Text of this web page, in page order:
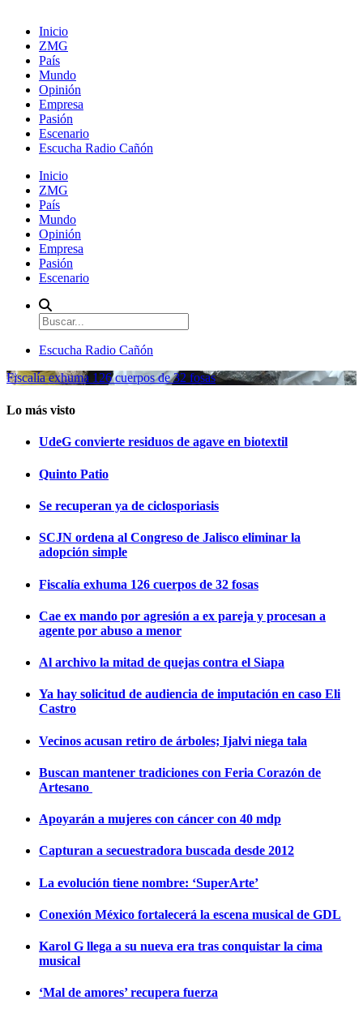
Inicio
ZMG
País
Mundo
Opinión
Empresa
Pasión
Escenario
Escucha Radio Cañón
Inicio
ZMG
País
Mundo
Opinión
Empresa
Pasión
Escenario
Escucha Radio Cañón
Fiscalía exhuma 126 cuerpos de 32 fosas
Lo más visto
UdeG convierte residuos de agave en biotextil
Quinto Patio
Se recuperan ya de ciclosporiasis
SCJN ordena al Congreso de Jalisco eliminar la
adopción simple
Fiscalía exhuma 126 cuerpos de 32 fosas
Cae ex mando por agresión a ex pareja y procesan a
agente por abuso a menor
Al archivo la mitad de quejas contra el Siapa
Ya hay solicitud de audiencia de imputación en caso Eli
Castro
Vecinos acusan retiro de árboles; Ijalvi niega tala
Buscan mantener tradiciones con Feria Corazón de
Artesano
Apoyarán a mujeres con cáncer con 40 mdp
Capturan a secuestradora buscada desde 2012
La evolución tiene nombre: ‘SuperArte’
Conexión México fortalecerá la escena musical de GDL
Karol G llega a su nueva era tras conquistar la cima
musical
‘Mal de amores’ recupera fuerza